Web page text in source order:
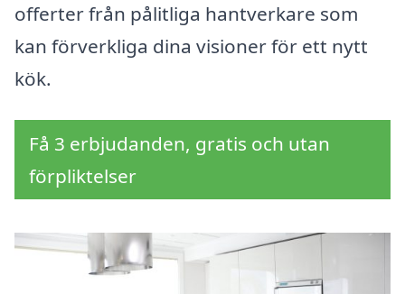
offerter från pålitliga hantverkare som
kan förverkliga dina visioner för ett nytt
kök.
Få 3 erbjudanden, gratis och utan
förpliktelser